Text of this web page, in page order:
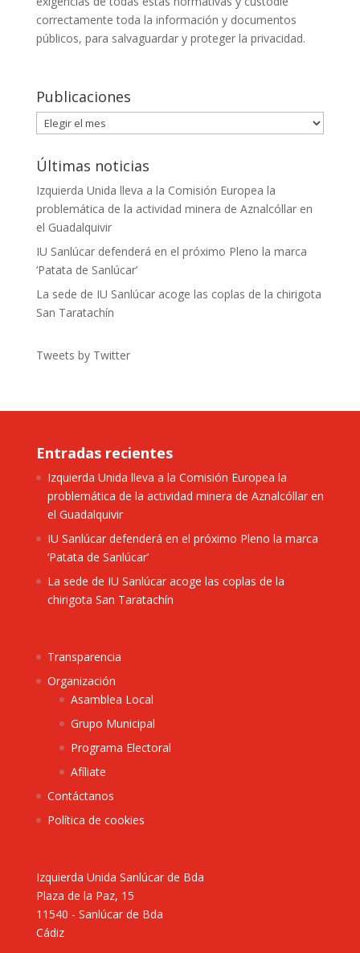
correctamente toda la información y documentos
públicos, para salvaguardar y proteger la privacidad.
Publicaciones
Publicaciones
Últimas noticias
Izquierda Unida lleva a la Comisión Europea la
problemática de la actividad minera de Aznalcóllar en
el Guadalquivir
IU Sanlúcar defenderá en el próximo Pleno la marca
‘Patata de Sanlúcar’
La sede de IU Sanlúcar acoge las coplas de la chirigota
San Taratachín
Tweets by Twitter
Entradas recientes
Izquierda Unida lleva a la Comisión Europea la
problemática de la actividad minera de Aznalcóllar en
el Guadalquivir
IU Sanlúcar defenderá en el próximo Pleno la marca
‘Patata de Sanlúcar’
La sede de IU Sanlúcar acoge las coplas de la
chirigota San Taratachín
Transparencia
Organización
Asamblea Local
Grupo Municipal
Programa Electoral
Afíliate
Contáctanos
Política de cookies
Izquierda Unida Sanlúcar de Bda
Plaza de la Paz, 15
11540 - Sanlúcar de Bda
Cádiz